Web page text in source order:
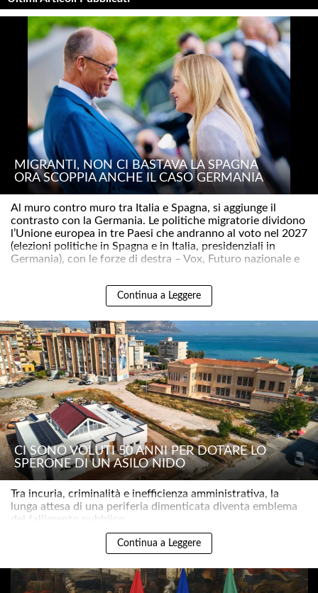
MIGRANTI, NON CI BASTAVA LA SPAGNA
ORA SCOPPIA ANCHE IL CASO GERMANIA
Al muro contro muro tra Italia e Spagna, si aggiunge il
contrasto con la Germania. Le politiche migratorie dividono
l’Unione europea in tre Paesi che andranno al voto nel 2027
(elezioni politiche in Spagna e in Italia, presidenziali in
Germania), con le forze di destra – Vox, Futuro nazionale e
Continua a Leggere
CI SONO VOLUTI 50 ANNI PER DOTARE LO
SPERONE DI UN ASILO NIDO
Tra incuria, criminalità e inefficienza amministrativa, la
lunga attesa di una periferia dimenticata diventa emblema
del fallimento pubblico..
Continua a Leggere